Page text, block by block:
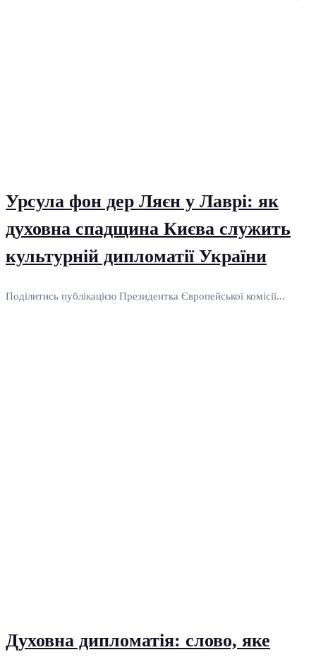
Урсула фон дер Ляєн у Лаврі: як
духовна спадщина Києва служить
культурній дипломатії України
Поділитись публікацією Президентка Європейської комісії...
Духовна дипломатія: слово, яке